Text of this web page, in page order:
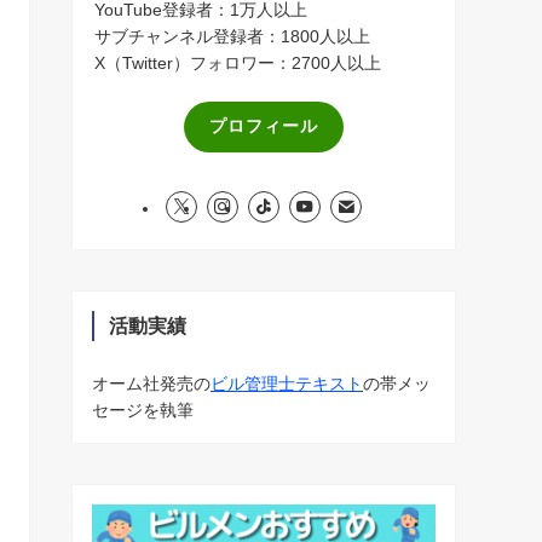
YouTube登録者：1万人以上
サブチャンネル登録者：1800人以上
X（Twitter）フォロワー：2700人以上
プロフィール
活動実績
オーム社発売のビル管理士テキストの帯メッ
セージを執筆